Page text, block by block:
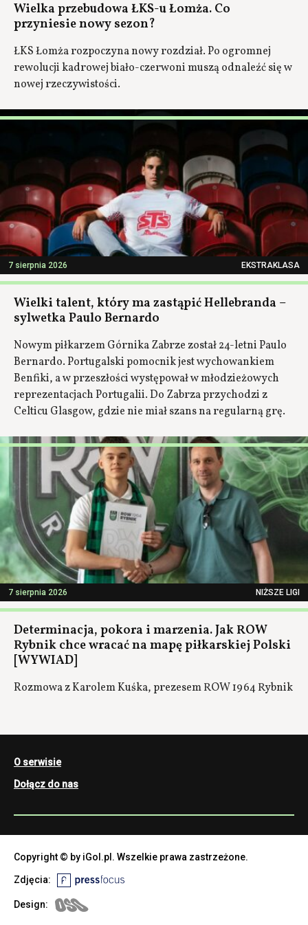
Wielka przebudowa ŁKS-u Łomża. Co
przyniesie nowy sezon?
ŁKS Łomża rozpoczyna nowy rozdział. Po ogromnej
rewolucji kadrowej biało-czerwoni muszą odnaleźć się w
nowej rzeczywistości.
7 sierpnia 2026 EKSTRAKLASA
Wielki talent, który ma zastąpić Hellebranda –
sylwetka Paulo Bernardo
Nowym piłkarzem Górnika Zabrze został 24-letni Paulo
Bernardo. Portugalski pomocnik jest wychowankiem
Benfiki, a w przeszłości występował w młodzieżowych
reprezentacjach Portugalii. Do Zabrza przychodzi z
Celticu Glasgow, gdzie nie miał szans na regularną grę.
7 sierpnia 2026 NIŻSZE LIGI
Determinacja, pokora i marzenia. Jak ROW
Rybnik chce wracać na mapę piłkarskiej Polski
[WYWIAD]
Rozmowa z Karolem Kuśka, prezesem ROW 1964 Rybnik
O serwisie
Dołącz do nas
Copyright © by iGol.pl. Wszelkie prawa zastrzeżone.
Zdjęcia:
Design: